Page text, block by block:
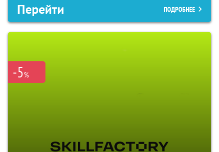
Перейти ПОДРОБНЕЕ
-5%